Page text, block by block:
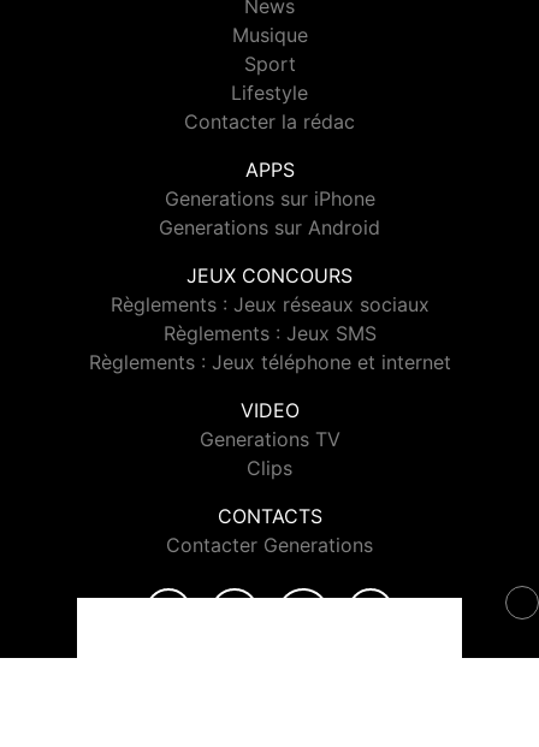
News
Musique
Sport
Lifestyle
Contacter la rédac
APPS
Generations sur iPhone
Generations sur Android
JEUX CONCOURS
Règlements : Jeux réseaux sociaux
Règlements : Jeux SMS
Règlements : Jeux téléphone et internet
VIDEO
Generations TV
Clips
CONTACTS
Contacter Generations